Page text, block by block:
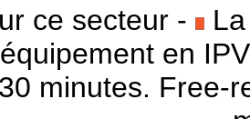
ce secteur - La
en
minutes. Free-